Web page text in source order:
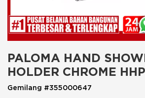
PALOMA HAND
HOLDER CHROME
Gemilang #355000647